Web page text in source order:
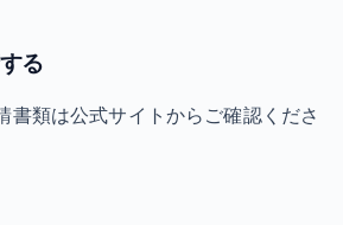
る
書類は公式サイトからご確認くださ